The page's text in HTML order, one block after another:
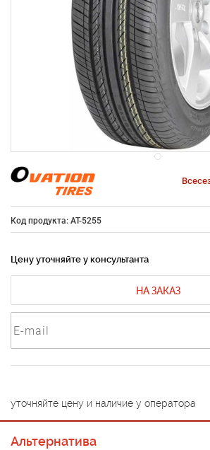
Код продукта: AT-5255
Цену уточняйте у консультанта
НА ЗАКАЗ
уточняйте цену и наличие у оператора
Альтернатива